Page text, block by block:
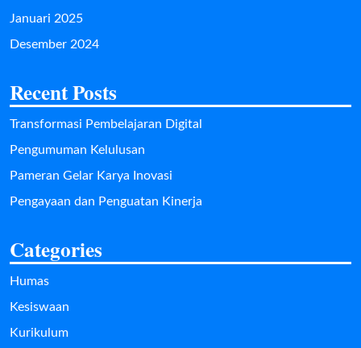
Januari 2025
Desember 2024
Recent Posts
Transformasi Pembelajaran Digital
Pengumuman Kelulusan
Pameran Gelar Karya Inovasi
Pengayaan dan Penguatan Kinerja
Categories
Humas
Kesiswaan
Kurikulum